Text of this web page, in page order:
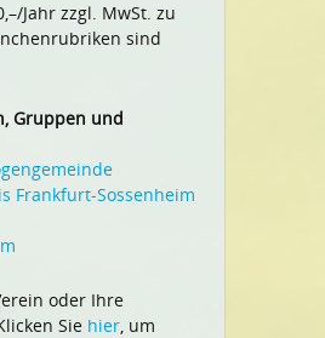
Jahr zzgl. MwSt. zu
sind
Gruppen und
Frankfurt-Sossenheim
oder Ihre
Sie hier, um